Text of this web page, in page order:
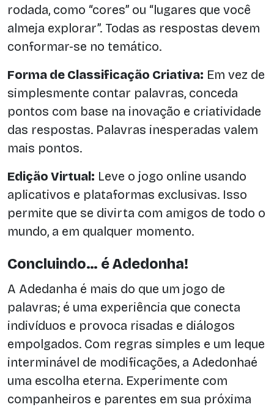
rodada, como “cores” ou “lugares que você
almeja explorar”. Todas as respostas devem
conformar-se no temático.
Forma de Classificação Criativa: Em vez de
simplesmente contar palavras, conceda
pontos com base na inovação e criatividade
das respostas. Palavras inesperadas valem
mais pontos.
Edição Virtual: Leve o jogo online usando
aplicativos e plataformas exclusivas. Isso
permite que se divirta com amigos de todo o
mundo, a em qualquer momento.
Concluindo… é Adedonha!
A Adedanha é mais do que um jogo de
palavras; é uma experiência que conecta
indivíduos e provoca risadas e diálogos
empolgados. Com regras simples e um leque
interminável de modificações, a Adedonhaé
uma escolha eterna. Experimente com
companheiros e parentes em sua próxima